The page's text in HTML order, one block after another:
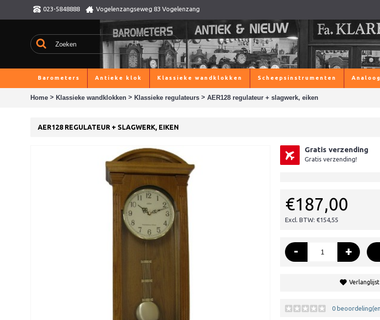
023-5848888 Vogelenzangseweg 83 Vogelenzang
Barometers Antieke klok Klassieke wandklokken Scheepsinstrumenten
Home > Klassieke wandklokken > Klassieke regulateurs > AER128 regulateur + slagwerk, eiken
AER128 REGULATEUR + SLAGWERK, EIKEN
Gratis verzending
Gratis verzending!
€187,00
Excl. BTW: €154,55
- +
Verlanglijst
0